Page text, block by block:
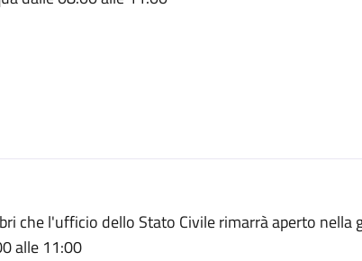
che l'ufficio dello Stato Civile rimarrà aperto nella
alle 11:00